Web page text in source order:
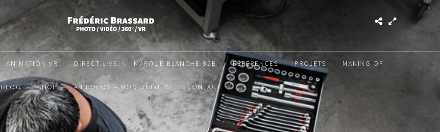
ANIMATION VR DIRECT LIVE MARQUE BLANCHE B2B RÉFÉRENCES PROJETS MAKING OF
BLOG SHOP À PROPOS – MON UNIVERS CONTACT